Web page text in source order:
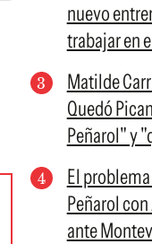
nuevo
trabajar en
Matilde
Quedó
Peñarol" y
El
Peñarol
ante